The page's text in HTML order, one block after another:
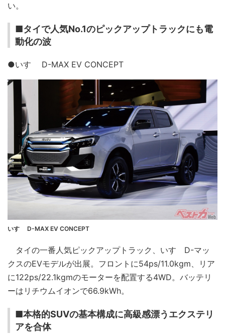
い。
■タイで人気No.1のピックアップトラックにも電
動化の波
●いすゞ D-MAX EV CONCEPT
いすゞ D-MAX EV CONCEPT
タイの一番人気ピックアップトラック、いすゞD-マッ
クスのEVモデルが出展。フロントに54ps/11.0kgm、リア
に122ps/22.1kgmのモーターを配置する4WD。バッテリ
ーはリチウムイオンで66.9kWh。
■本格的SUVの基本構成に高級感漂うエクステリ
アを合体